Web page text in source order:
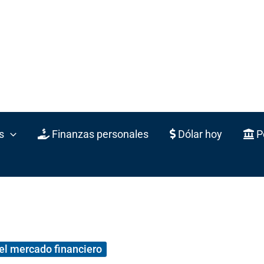
Finanzas personales Dólar hoy
mercado financiero